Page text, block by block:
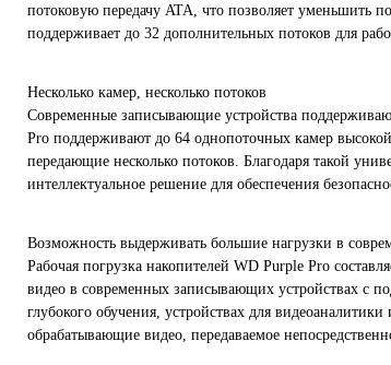
потоковую передачу ATA, что позволяет уменьшить
поддерживает до 32 дополнительных потоков для
Несколько камер, несколько потоков
Современные записывающие устройства
Pro поддерживают до 64 однопоточных камер
передающие несколько потоков. Благодаря такой
интеллектуальное решение для обеспечения
Возможность выдерживать большие нагрузки в
Рабочая погрузка накопителей WD Purple Pro
видео в современных записывающих устройствах с
глубокого обучения, устройствах для
обрабатывающие видео, передаваемое